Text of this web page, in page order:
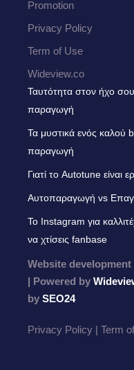
Promotion
Privacy Policy
Term of Use
Wideview.co
Ταυτότητα στον ήχο
παραγωγή
Τα μυστικά ενός καλού
παραγωγή
Γιατί το Autotune είναι
Αυτοπαραγωγή vs
Το Instagram για
να χτίσεις fanbase
Website
| Powered by
bySEO24
Privacy Policy | Term